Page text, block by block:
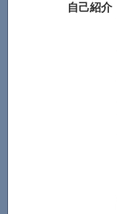
自己紹介